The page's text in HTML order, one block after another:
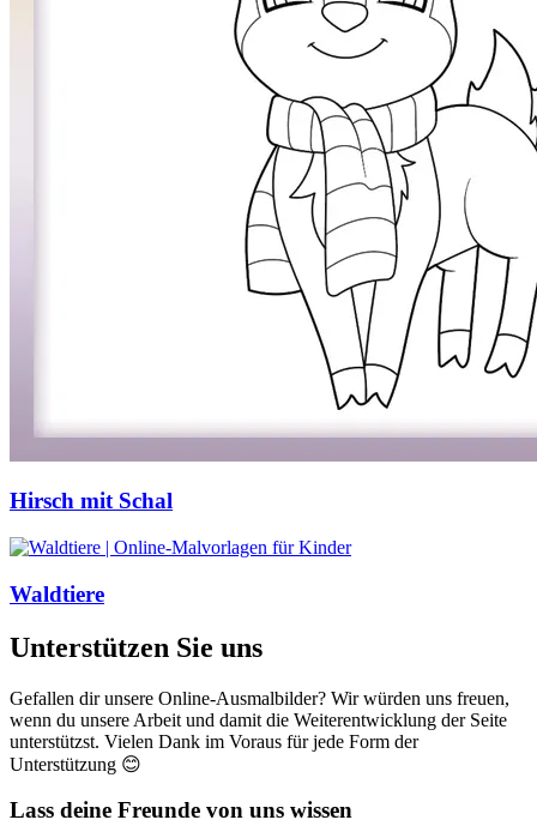
Hirsch mit Schal
Waldtiere
Unterstützen Sie uns
Gefallen dir unsere Online-Ausmalbilder? Wir würden uns freuen,
wenn du unsere Arbeit und damit die Weiterentwicklung der Seite
unterstützst. Vielen Dank im Voraus für jede Form der
Unterstützung 😊
Lass deine Freunde von uns wissen